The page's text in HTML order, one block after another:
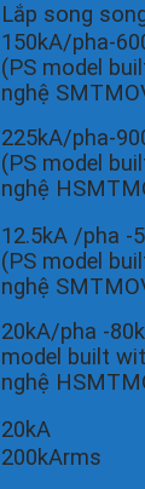
Lắp song
150kA/pha-
(PS model
nghệ
225kA/pha-
(PS model
nghệ
12.5kA /pha -
(PS model
nghệ
20kA/pha -
model built
nghệ
20kA
200kArms